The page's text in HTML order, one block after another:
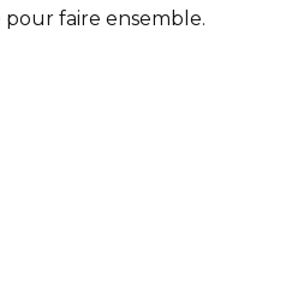
pour faire ensemble.